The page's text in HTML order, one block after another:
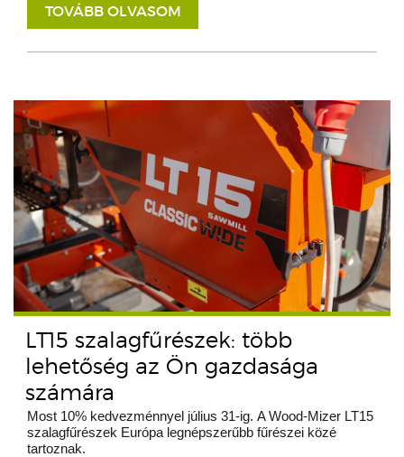
TOVÁBB OLVASOM
LT15 szalagfűrészek: több
lehetőség az Ön gazdasága
számára
Most 10% kedvezménnyel július 31-ig. A Wood-Mizer LT15
szalagfűrészek Európa legnépszerűbb fűrészei közé
tartoznak.